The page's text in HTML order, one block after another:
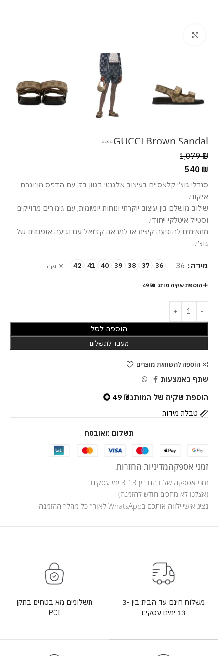
GUCCI Brown Sandal
1,079₪
540 ₪
סנדלי גוצ’י קלאסיים בעיצוב אלגנטי בגוון בז’ עם הדפס מונוגרם
אייקוני.
שילוב מושלם בין עיצוב יוקרתי ונוחות יומיומית, עם גימורים מדוייקים
וסטייל איטלקי ייחודי.
מתאימים להופעה קיצית או למראה קז’ואל עם נגיעה אופנתית של
גוצ’י.
מידה 36
36
37
38
39
40
41
42 נקה
הוספת שקית מותג ב-49₪
הוספה לסל
מעבר לתשלום
הוספה להשוואת מוצרים
שתף באמצעות
הוספת שקית של המותג 49 ₪
טבלת מידות
תשלום מאובטח
זמני אספקהמדיניות החזרות
זמני אספקה שלנו הם בין 3-13 ימי עסקים .
(אצלנו לא מחכים חודש להזמנה)
נציג אישי ילווה אותכם בWhatsApp לאורך כל מהלך ההזמנה .
משלוח חינם עד הבית בין 3-
13 ימים עסקים
תשלומים מאובטחים בתקן
PCI